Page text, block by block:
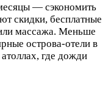
— сэкономить
скидки, бесплатные
массажа. Меньше
острова-отели в
где дожди